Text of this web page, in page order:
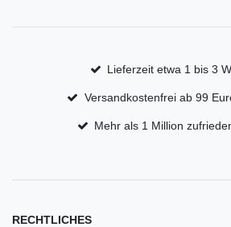
Lieferzeit etwa 1 bis 3
Versandkostenfrei ab 99
Mehr als 1 Million
RECHTLICHES